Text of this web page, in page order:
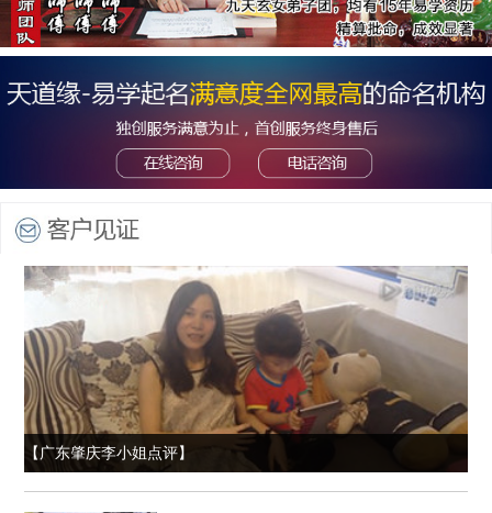
【广东肇庆李小姐点评】